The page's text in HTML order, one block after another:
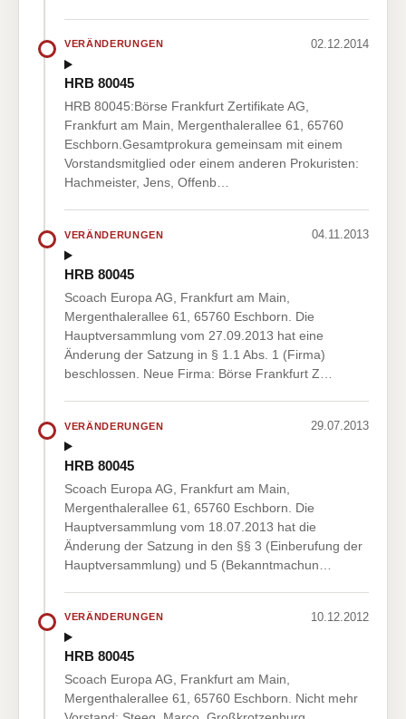
VERÄNDERUNGEN 02.12.2014
HRB 80045
HRB 80045:Börse Frankfurt Zertifikate AG,
Frankfurt am Main, Mergenthalerallee 61, 65760
Eschborn.Gesamtprokura gemeinsam mit einem
Vorstandsmitglied oder einem anderen Prokuristen:
Hachmeister, Jens, Offenb…
VERÄNDERUNGEN 04.11.2013
HRB 80045
Scoach Europa AG, Frankfurt am Main,
Mergenthalerallee 61, 65760 Eschborn. Die
Hauptversammlung vom 27.09.2013 hat eine
Änderung der Satzung in § 1.1 Abs. 1 (Firma)
beschlossen. Neue Firma: Börse Frankfurt Z…
VERÄNDERUNGEN 29.07.2013
HRB 80045
Scoach Europa AG, Frankfurt am Main,
Mergenthalerallee 61, 65760 Eschborn. Die
Hauptversammlung vom 18.07.2013 hat die
Änderung der Satzung in den §§ 3 (Einberufung der
Hauptversammlung) und 5 (Bekanntmachun…
VERÄNDERUNGEN 10.12.2012
HRB 80045
Scoach Europa AG, Frankfurt am Main,
Mergenthalerallee 61, 65760 Eschborn. Nicht mehr